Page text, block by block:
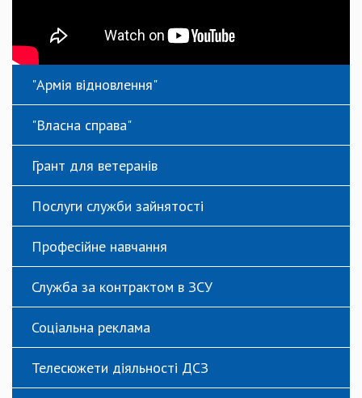
"Армія відновлення"
"Власна справа"
Грант для ветеранів
Послуги служби зайнятості
Професійне навчання
Служба за контрактом в ЗСУ
Соціальна реклама
Телесюжети діяльності ДСЗ